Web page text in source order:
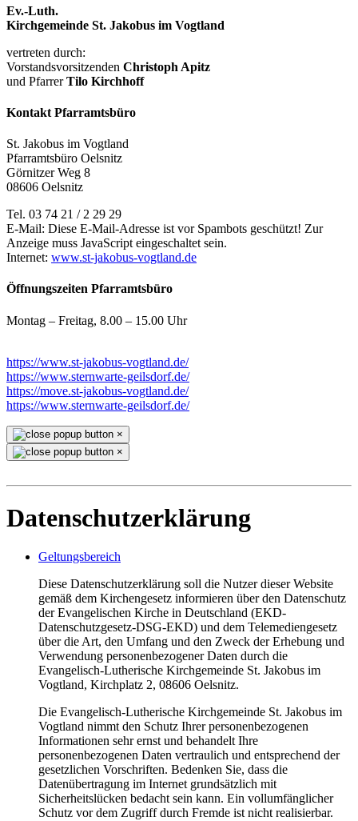
Ev.-Luth.
Kirchgemeinde St. Jakobus im Vogtland
vertreten durch:
Vorstandsvorsitzenden Christoph Apitz
und PfarrerTilo Kirchhoff
Kontakt Pfarramtsbüro
St. Jakobus im Vogtland
Pfarramtsbüro Oelsnitz
Görnitzer Weg 8
08606 Oelsnitz
Tel. 03 74 21 / 2 29 29
E-Mail: Diese E-Mail-Adresse ist vor Spambots geschützt! Zur
Anzeige muss JavaScript eingeschaltet sein.
Internet: www.st-jakobus-vogtland.de
Öffnungszeiten Pfarramtsbüro
Montag – Freitag, 8.00 – 15.00 Uhr
https://www.st-jakobus-vogtland.de/
https://www.sternwarte-geilsdorf.de/
https://move.st-jakobus-vogtland.de/
https://www.sternwarte-geilsdorf.de/
×
×
Datenschutzerklärung
Geltungsbereich
Diese Datenschutzerklärung soll die Nutzer dieser Website
gemäß dem Kirchengesetz informieren über den Datenschutz
der Evangelischen Kirche in Deutschland (EKD-
Datenschutzgesetz-DSG-EKD) und dem Telemediengesetz
über die Art, den Umfang und den Zweck der Erhebung und
Verwendung personenbezogener Daten durch die
Evangelisch-Lutherische Kirchgemeinde St. Jakobus im
Vogtland, Kirchplatz 2, 08606 Oelsnitz.
Die Evangelisch-Lutherische Kirchgemeinde St. Jakobus im
Vogtland nimmt den Schutz Ihrer personenbezogenen
Informationen sehr ernst und behandelt Ihre
personenbezogenen Daten vertraulich und entsprechend der
gesetzlichen Vorschriften. Bedenken Sie, dass die
Datenübertragung im Internet grundsätzlich mit
Sicherheitslücken bedacht sein kann. Ein vollumfänglicher
Schutz vor dem Zugriff durch Fremde ist nicht realisierbar.